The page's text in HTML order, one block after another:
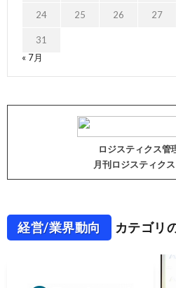
24 25 26 27
31
« 7月
ロジスティクス管
月刊ロジスティク
経営/業界動向 カテゴリ